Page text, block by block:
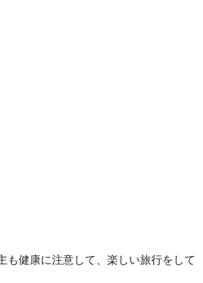
も健康に注意して、楽しい旅行をして